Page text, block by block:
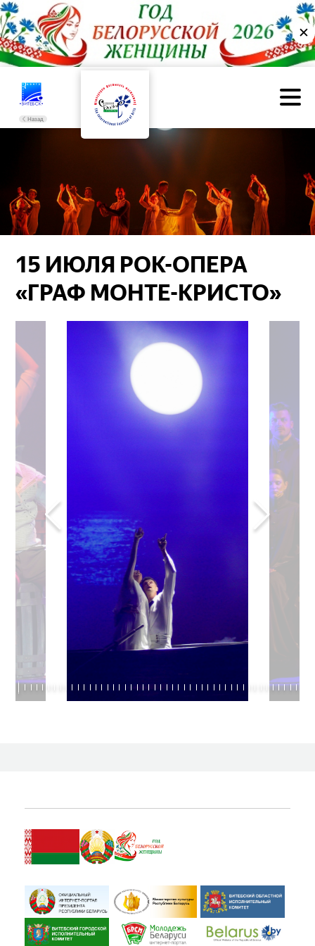
✕
Назад
15 ИЮЛЯ РОК-ОПЕРА
«ГРАФ МОНТЕ-КРИСТО»